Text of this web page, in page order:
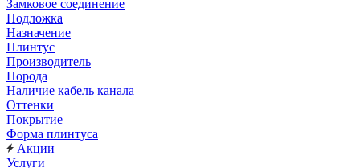
Замковое соединение
Подложка
Назначение
Плинтус
Производитель
Порода
Наличие кабель канала
Оттенки
Покрытие
Форма плинтуса
Акции
Услуги